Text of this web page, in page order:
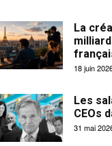
La
18 juin
Les
CEOs
31 mai